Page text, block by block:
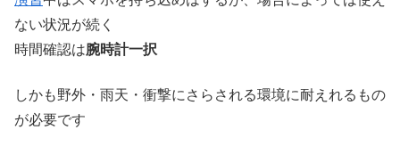
ない状況が続く
時間確認は腕時計一択
しかも野外・雨天・衝撃にさらされる環境に耐えれるもの
が必要です